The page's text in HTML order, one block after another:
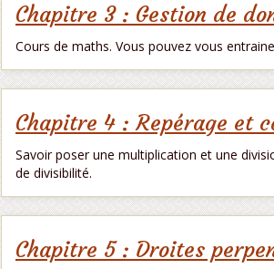
Chapitre 3 : Gestion de
Cours de maths. Vous pouvez vous
Chapitre 4 : Repérage et
Savoir poser une multiplication et une
de divisibilité.
Chapitre 5 : Droites